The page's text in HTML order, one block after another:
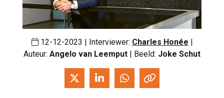
12-12-2023 | Interviewer: Charles Honée |
Auteur: Angelo van Leemput | Beeld: Joke Schut